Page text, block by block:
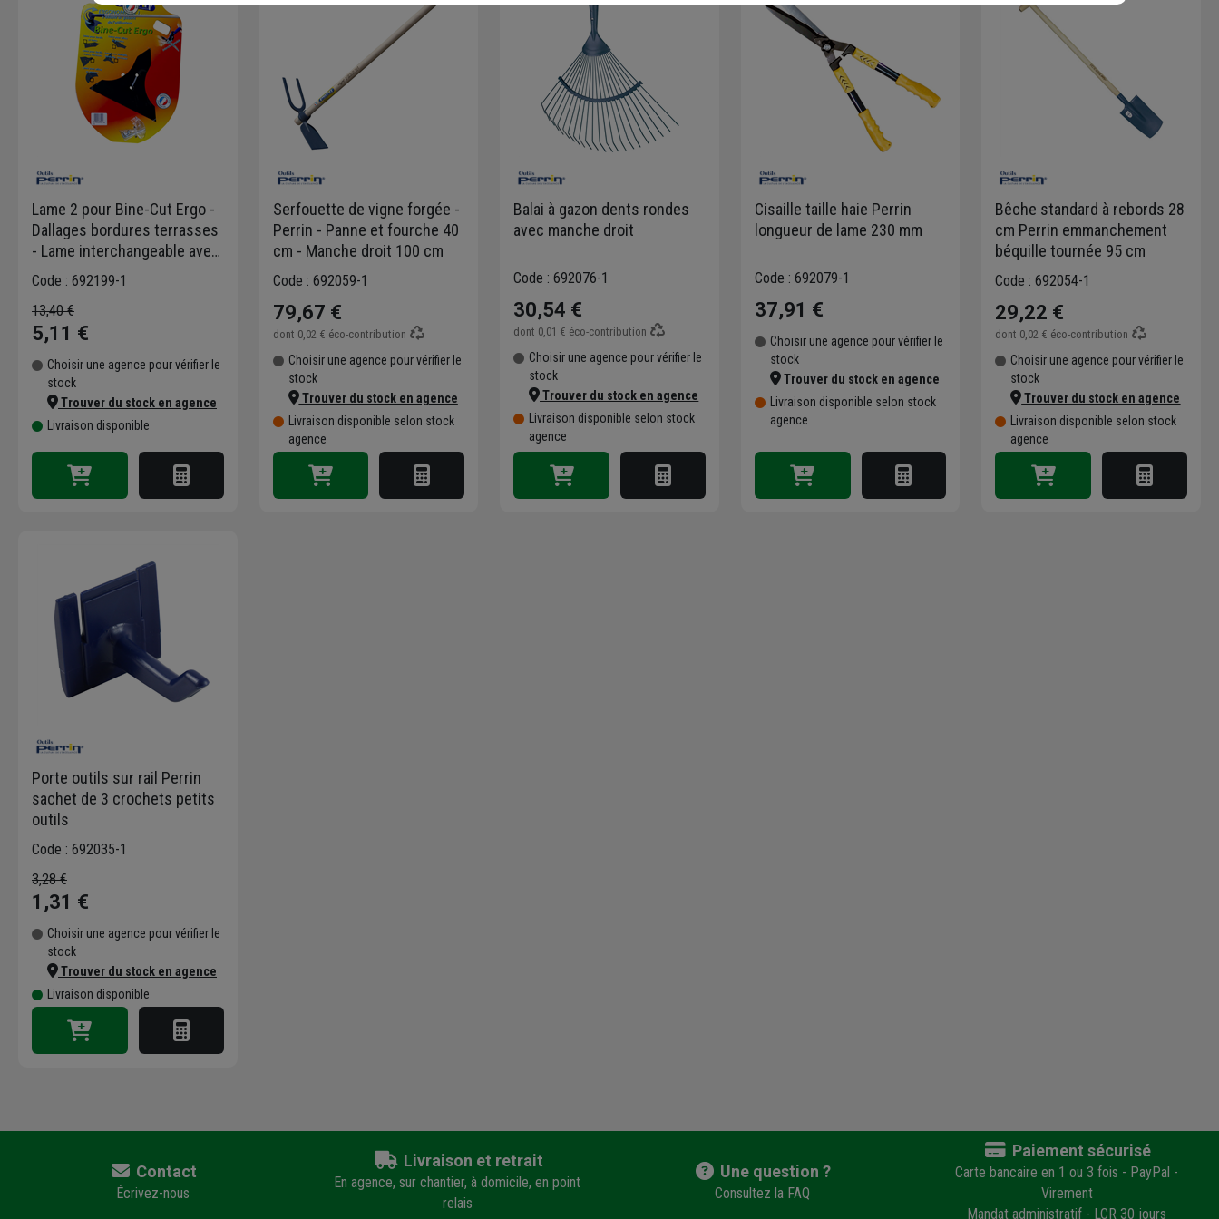
Lame 2 pour Bine-Cut Ergo -
Dallages bordures terrasses
- Lame interchangeable avec
vis - Perrin
Code : 692199-1
13,40 €
5,11 €
Choisir une agence pour vérifier le
stock
Trouver du stock en agence
Livraison disponible
Serfouette de vigne forgée -
Perrin - Panne et fourche 40
cm - Manche droit 100 cm
Code : 692059-1
79,67 €
dont 0,02 € éco-contribution
Choisir une agence pour vérifier le
stock
Trouver du stock en agence
Livraison disponible selon stock
agence
Balai à gazon dents rondes
avec manche droit
Code : 692076-1
30,54 €
dont 0,01 € éco-contribution
Choisir une agence pour vérifier le
stock
Trouver du stock en agence
Livraison disponible selon stock
agence
Cisaille taille haie Perrin
longueur de lame 230 mm
Code : 692079-1
37,91 €
Choisir une agence pour vérifier le
stock
Trouver du stock en agence
Livraison disponible selon stock
agence
Bêche standard à rebords 28
cm Perrin emmanchement
béquille tournée 95 cm
Code : 692054-1
29,22 €
dont 0,02 € éco-contribution
Choisir une agence pour vérifier le
stock
Trouver du stock en agence
Livraison disponible selon stock
agence
Porte outils sur rail Perrin
sachet de 3 crochets petits
outils
Code : 692035-1
3,28 €
1,31 €
Choisir une agence pour vérifier le
stock
Trouver du stock en agence
Livraison disponible
Contact
Écrivez-nous
Livraison et retrait
En agence, sur chantier, à domicile, en point
relais
Une question ?
Consultez la FAQ
Paiement sécurisé
Carte bancaire en 1 ou 3 fois - PayPal -
Virement
Mandat administratif - LCR 30 jours